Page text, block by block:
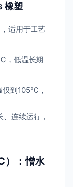
橡塑
适用于工艺
，低温长期
仅到105℃，
连续运行，
：憎水